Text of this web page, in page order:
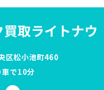
区松小池町460
で10分